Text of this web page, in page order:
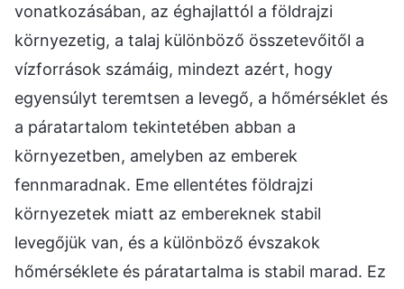
vonatkozásában, az éghajlattól a földrajzi
környezetig, a talaj különböző összetevőitől a
vízforrások számáig, mindezt azért, hogy
egyensúlyt teremtsen a levegő, a hőmérséklet és
a páratartalom tekintetében abban a
környezetben, amelyben az emberek
fennmaradnak. Eme ellentétes földrajzi
környezetek miatt az embereknek stabil
levegőjük van, és a különböző évszakok
hőmérséklete és páratartalma is stabil marad. Ez